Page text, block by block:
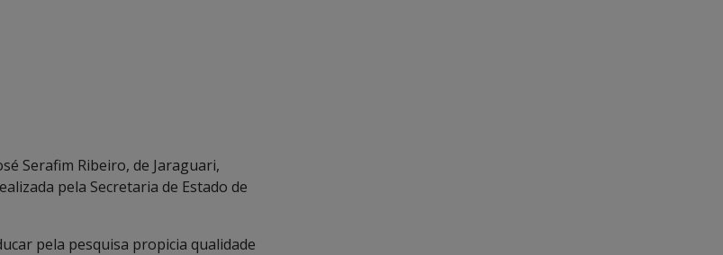
Serafim Ribeiro, de Jaraguari,
pela Secretaria de Estado de
pela pesquisa propicia qualidade